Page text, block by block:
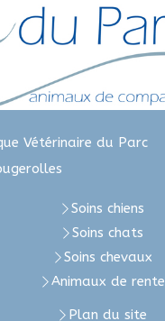
Vétérinaire du Parc
Soins chiens
Soins chats
Soins chevaux
Animaux de rente
Plan du site